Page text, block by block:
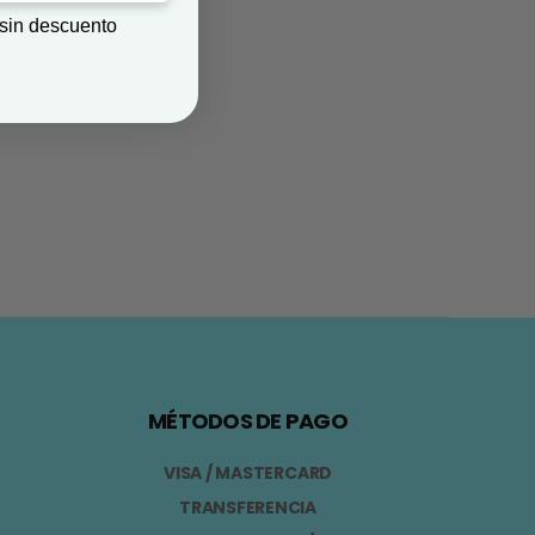
MÉTODOS DE PAGO
VISA / MASTERCARD
TRANSFERENCIA
descuento